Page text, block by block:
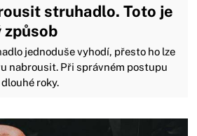
struhadlo. Toto je
způsob
jednoduše vyhodí, přesto ho lze
nabrousit. Při správném postupu
roky.